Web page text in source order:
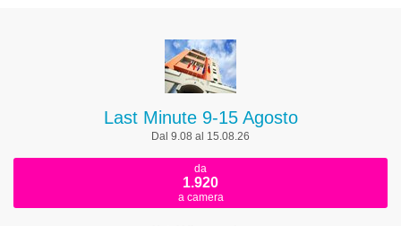
Last Minute 9-15 Agosto
Dal 9.08 al 15.08.26
da
1.920
a camera